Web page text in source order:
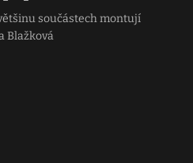
součástech montují
Blažková